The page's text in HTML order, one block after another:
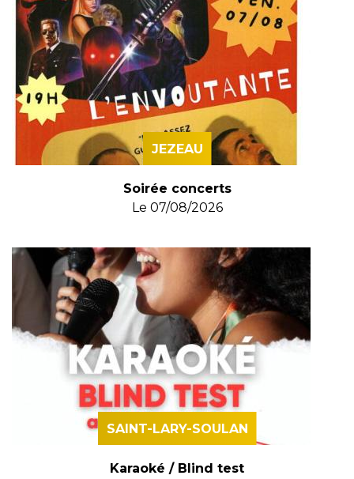
JEZEAU
Soirée concerts
Le 07/08/2026
SAINT-LARY-SOULAN
Karaoké / Blind test